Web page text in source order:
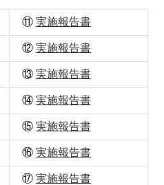
⑪ 実施報告書
⑫ 実施報告書
⑬ 実施報告書
⑭ 実施報告書
⑮ 実施報告書
⑯ 実施報告書
⑰ 実施報告書